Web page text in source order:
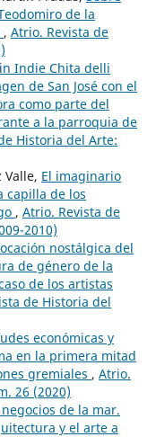
de la
, Atrio. Revista de
Indie Chita delli
de San José con el
como parte del
a la parroquia de
Historia del Arte:
Valle, El imaginario
capilla de los
, Atrio. Revista de
2010)
nostálgica del
de género de la
de los artistas
de Historia del
económicas y
en la primera mitad
gremiales , Atrio.
26 (2020)
de la mar.
y el arte a